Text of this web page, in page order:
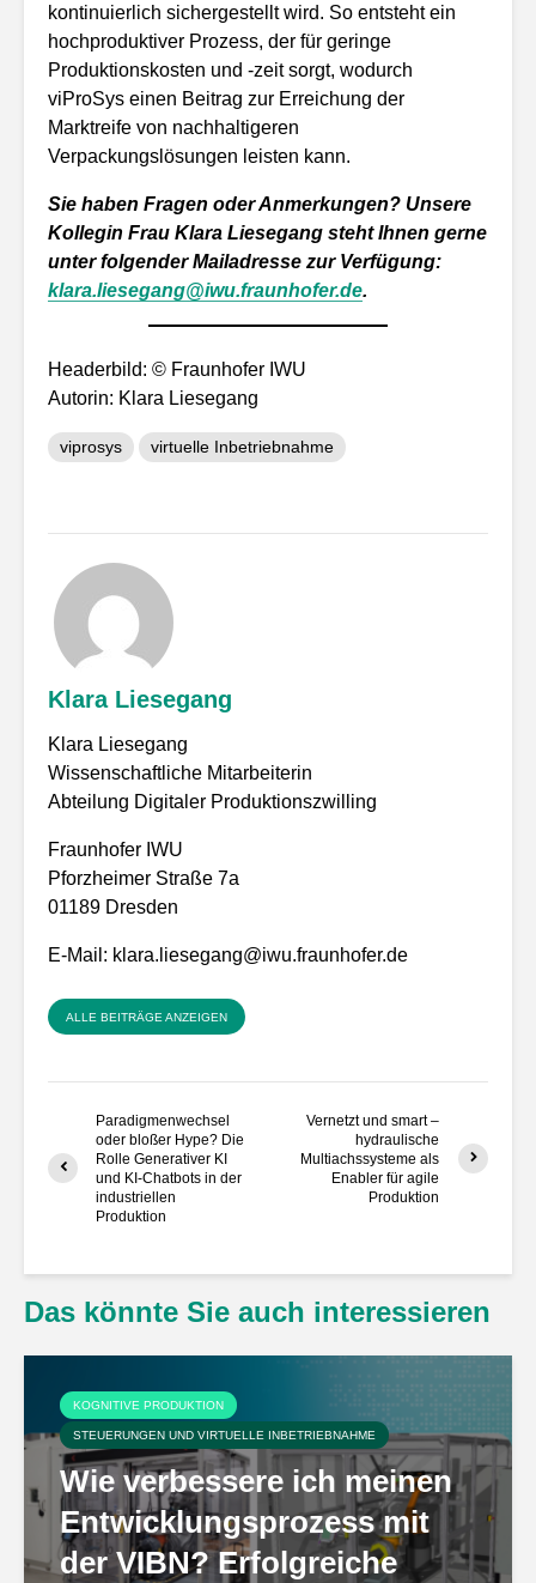
kontinuierlich sichergestellt wird. So entsteht ein
hochproduktiver Prozess, der für geringe
Produktionskosten und -zeit sorgt, wodurch
viProSys einen Beitrag zur Erreichung der
Marktreife von nachhaltigeren
Verpackungslösungen leisten kann.
Sie haben Fragen oder Anmerkungen? Unsere
Kollegin Frau Klara Liesegang steht Ihnen gerne
unter folgender Mailadresse zur Verfügung:
klara.liesegang@iwu.fraunhofer.de.
Headerbild: © Fraunhofer IWU
Autorin: Klara Liesegang
viprosys virtuelle Inbetriebnahme
Klara Liesegang
Klara Liesegang
Wissenschaftliche Mitarbeiterin
Abteilung Digitaler Produktionszwilling
Fraunhofer IWU
Pforzheimer Straße 7a
01189 Dresden
E-Mail: klara.liesegang@iwu.fraunhofer.de
ALLE BEITRÄGE ANZEIGEN
Paradigmenwechsel
oder bloßer Hype? Die
Rolle Generativer KI
und KI-Chatbots in der
industriellen
Produktion
Vernetzt und smart –
hydraulische
Multiachssysteme als
Enabler für agile
Produktion
Das könnte Sie auch interessieren
KOGNITIVE PRODUKTION
STEUERUNGEN UND VIRTUELLE INBETRIEBNAHME
Wie verbessere ich meinen
Entwicklungsprozess mit
der VIBN? Erfolgreiche